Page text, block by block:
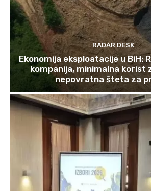
RADAR DESK
Ekonomija eksploatacije u BiH:
kompanija, minimalna korist
nepovratna šteta za